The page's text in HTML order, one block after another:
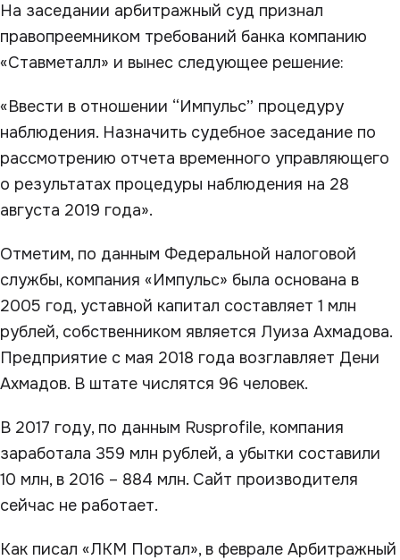
На заседании арбитражный суд признал
правопреемником требований банка компанию
«Ставметалл» и вынес следующее решение:
«Ввести в отношении “Импульс” процедуру
наблюдения. Назначить судебное заседание по
рассмотрению отчета временного управляющего
о результатах процедуры наблюдения на 28
августа 2019 года».
Отметим, по данным Федеральной налоговой
службы, компания «Импульс» была основана в
2005 год, уставной капитал составляет 1 млн
рублей, собственником является Луиза Ахмадова.
Предприятие с мая 2018 года возглавляет Дени
Ахмадов. В штате числятся 96 человек.
В 2017 году, по данным Rusprofile, компания
заработала 359 млн рублей, а убытки составили
10 млн, в 2016 – 884 млн. Сайт производителя
сейчас не работает.
Как писал «ЛКМ Портал», в феврале Арбитражный